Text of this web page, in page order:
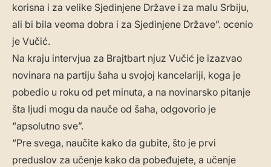
korisna i za velike Sjedinjene Države i za malu Srbiju,
ali bi bila veoma dobra i za Sjedinjene Države”. ocenio
je Vučić.
Na kraju intervjua za Brajtbart njuz Vučić je izazvao
novinara na partiju šaha u svojoj kancelariji, koga je
pobedio u roku od pet minuta, a na novinarsko pitanje
šta ljudi mogu da nauče od šaha, odgovorio je
“apsolutno sve”.
“Pre svega, naučite kako da gubite, što je prvi
preduslov za učenje kako da pobeđujete, a učenje